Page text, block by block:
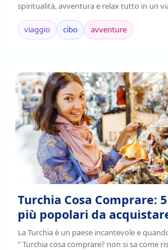
spiritualità, avventura e relax tutto in un
viaggio cibo avventure
Turchia Cosa Comprare:
più popolari da
La Turchia è un paese incantevole e
" Turchia cosa comprare? non si sa come